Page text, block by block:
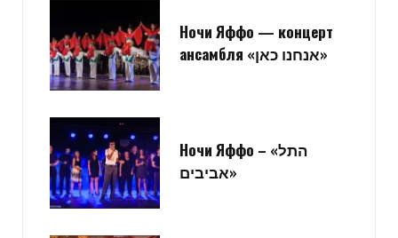
Ночи Яффо — концерт
ансамбля «אנחנו כאן»
Ночи Яффо – «התל
אביבים»